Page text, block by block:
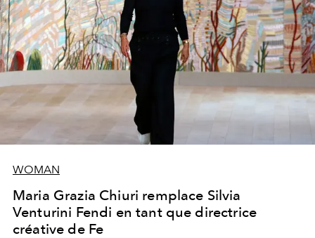
WOMAN
Maria Grazia Chiuri remplace Silvia
Venturini Fendi en tant que directrice
créative de Fe